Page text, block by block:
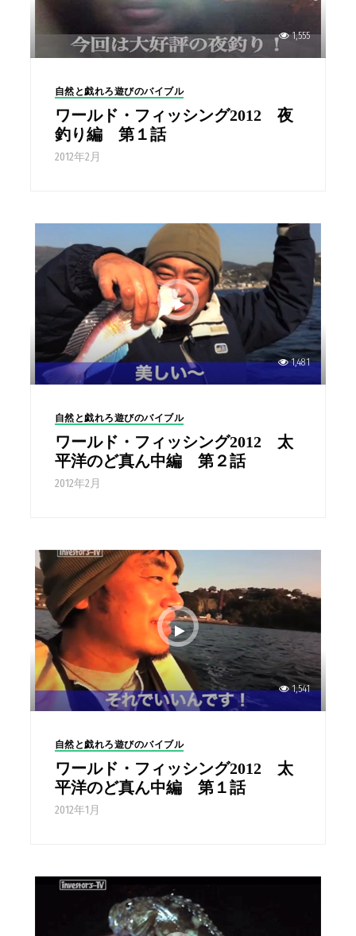
1,555
自然と戯れろ遊びのバイブル
ワールド・フィッシング2012 夜
釣り編 第１話
2012年2月
1,481
自然と戯れろ遊びのバイブル
ワールド・フィッシング2012 太
平洋のど真ん中編 第２話
2012年2月
1,541
自然と戯れろ遊びのバイブル
ワールド・フィッシング2012 太
平洋のど真ん中編 第１話
2012年1月